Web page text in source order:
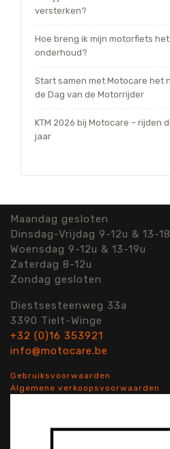
versterken?
Hoe breng ik mijn motorfiets
onderhoud?
Start samen met Motocare het
de Dag van de Motorrijder
KTM 2026 bij Motocare – rijden
jaar
Maandag gesloten
Dinsdag-Vrijdag 9-12u & 13-
Woensdag 9-12u & 13-19u
Zaterdag 8-12u
Zondag gesloten
Diestsesteenweg 33a
3390 Tielt-Winge
+32 (0)16 353921
info@motocare.be
Gebruiksvoorwaarden
Algemene verkoopsvoorwaarden